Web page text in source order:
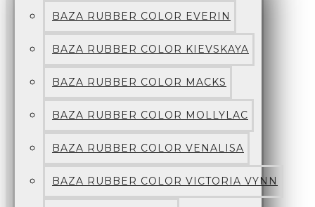
BAZA RUBBER COLOR EVERIN
BAZA RUBBER COLOR KIEVSKAYA
BAZA RUBBER COLOR MACKS
BAZA RUBBER COLOR MOLLYLAC
BAZA RUBBER COLOR VENALISA
BAZA RUBBER COLOR VICTORIA VYNN